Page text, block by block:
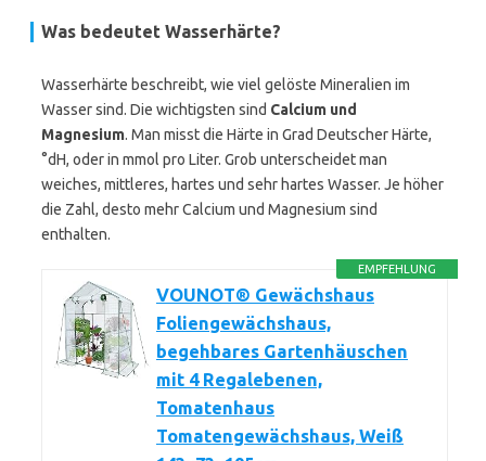
Was bedeutet Wasserhärte?
Wasserhärte beschreibt, wie viel gelöste Mineralien im
Wasser sind. Die wichtigsten sind Calcium und
Magnesium. Man misst die Härte in Grad Deutscher Härte,
°dH, oder in mmol pro Liter. Grob unterscheidet man
weiches, mittleres, hartes und sehr hartes Wasser. Je höher
die Zahl, desto mehr Calcium und Magnesium sind
enthalten.
EMPFEHLUNG
VOUNOT® Gewächshaus
Foliengewächshaus,
begehbares Gartenhäuschen
mit 4 Regalebenen,
Tomatenhaus
Tomatengewächshaus, Weiß